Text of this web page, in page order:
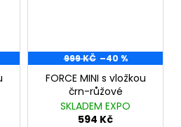
999 KČ –40 %
FORCE MINI s vložkou
črn-růžové
SKLADEM EXPO
594 Kč